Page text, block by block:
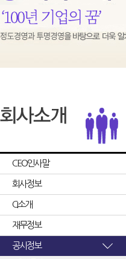
CEO인사말
회사정보
CI소개
재무정보
공시정보